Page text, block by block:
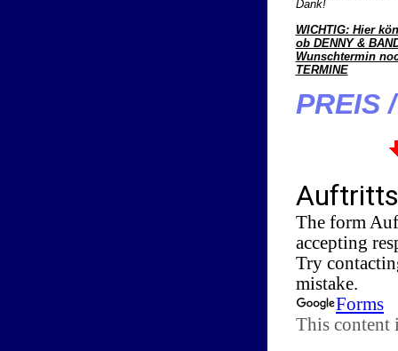
Dank!
WICHTIG: Hier
ob DENNY &
Wunschtermin
TERMINE
PREIS